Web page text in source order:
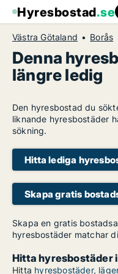
Hyresbostad.se
Västra Götaland Borås
Denna
längre ledig
Den hyresbostad du
liknande hyresbostäder
sökning.
Hitta lediga
Skapa gratis
Skapa en gratis
hyresbostäder matchar
Hitta hyresbostäder
Hitta hyresbostäder,